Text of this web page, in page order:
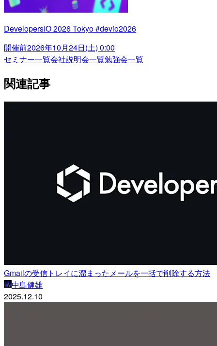
DevelopersIO 2026 Tokyo #devio2026
開催前2026年10月24日(土) 0:00
セミナー一覧会社説明会一覧勉強会一覧
関連記事
Gmailの受信トレイに溜まったメールを一括で削除する方法
中島健雄
2025.12.10